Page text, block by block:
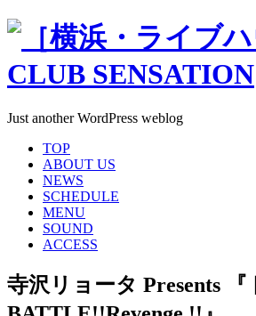
Just another WordPress weblog
TOP
ABOUT US
NEWS
SCHEDULE
MENU
SOUND
ACCESS
寺沢リョータ Presents